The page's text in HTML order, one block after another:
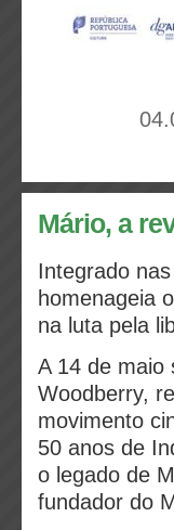
Mário, a
Integrado
homenageia
na luta pela
A 14 de maio
Woodberry,
movimento
50 anos de
o legado de
fundador do